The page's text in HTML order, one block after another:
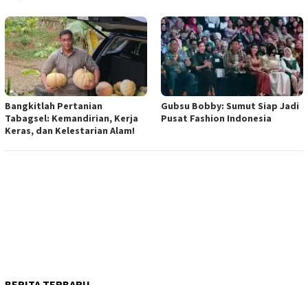
Bangkitlah Pertanian
Tabagsel: Kemandirian, Kerja
Keras, dan Kelestarian Alam!
Gubsu Bobby: Sumut Siap Jadi
Pusat Fashion Indonesia